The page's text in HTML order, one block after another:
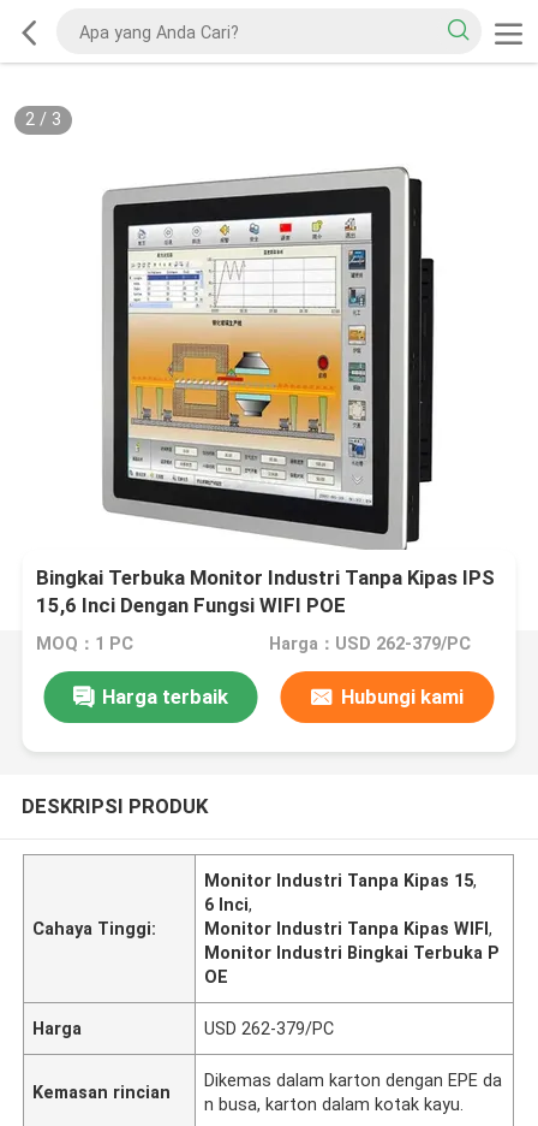
2/ 3
Bingkai Terbuka Monitor Industri Tanpa Kipas IPS
15,6 Inci Dengan Fungsi WIFI POE
MOQ：1 PC Harga：USD 262-379/PC
Harga terbaik Hubungi kami
DESKRIPSI PRODUK
Cahaya Tinggi:
Monitor Industri Tanpa Kipas 15,
6 Inci,
Monitor Industri Tanpa Kipas WIFI,
Monitor Industri Bingkai Terbuka P
OE
Harga USD 262-379/PC
Kemasan rincian
Dikemas dalam karton dengan EPE da
n busa, karton dalam kotak kayu.